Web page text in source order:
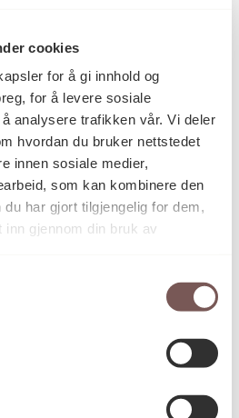
cookies
for å gi innhold og
for å levere sosiale
analysere trafikken vår. Vi deler
hvordan du bruker nettstedet
innen sosiale medier,
som kan kombinere den
har gjort tilgjengelig for dem,
gjennom din bruk av
Helga Henning
Fosse og Aasen as